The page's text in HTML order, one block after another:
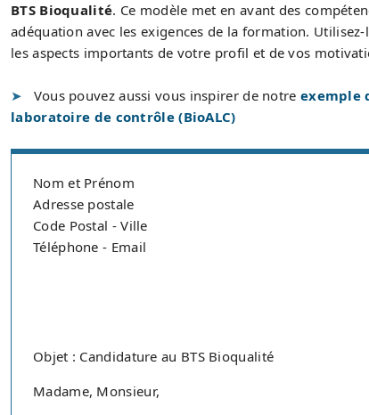
BTS Bioqualité. Ce modèle met en avant des
adéquation avec les exigences de la formation.
les aspects importants de votre profil et de vos
Vous pouvez aussi vous inspirer de notre exemple
laboratoire de contrôle (BioALC)
Nom et Prénom
Adresse postale
Code Postal - Ville
Téléphone - Email
Objet : Candidature au BTS Bioqualité
Madame, Monsieur,